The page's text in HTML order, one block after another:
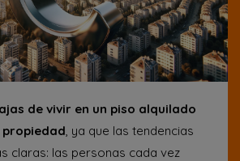
de vivir en un piso alquilado
, ya que las tendencias
claras: las personas cada vez